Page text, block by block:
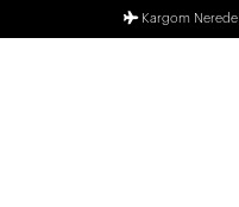
Kargom Nerede